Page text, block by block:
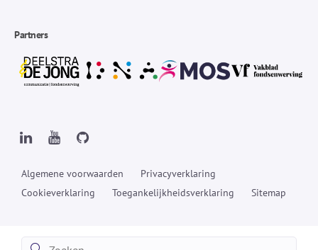
Partners
Algemene voorwaarden
Privacyverklaring
Cookieverklaring
Toegankelijkheidsverklaring Sitemap
Zoeken: